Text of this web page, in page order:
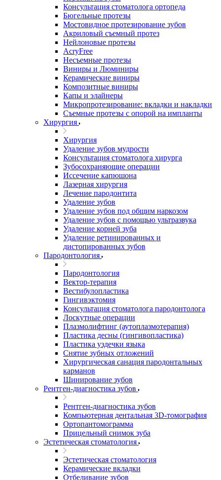
Консультация стоматолога ортопеда
Бюгельные протезы
Мостовидное протезирование зубов
Акриловый съемный протез
Нейлоновые протезы
AcryFree
Несъемные протезы
Виниры и Люминиры
Керамические виниры
Композитные виниры
Капы и элайнеры
Микропротезирование: вкладки и накладки
Съемные протезы с опорой на импланты
Хирургия
Хирургия
Удаление зубов мудрости
Консультация стоматолога хирурга
Зубосохраняющие операции
Иссечение капюшона
Лазерная хирургия
Лечение пародонтита
Удаление зубов
Удаление зубов под общим наркозом
Удаление зубов с помощью ультразвука
Удаление корней зуба
Удаление ретинированных и
дистопированных зубов
Пародонтология
Пародонтология
Вектор-терапия
Вестибулопластика
Гингивэктомия
Консультация стоматолога пародонтолога
Лоскутные операции
Плазмолифтинг (аутоплазмотерапия)
Пластика десны (гингивопластика)
Пластика уздечки языка
Снятие зубных отложений
Хирургическая санация пародонтальных
карманов
Шинирование зубов
Рентген-диагностика зубов
Рентген-диагностика зубов
Компьютерная дентальная 3D-томография
Ортопантомограмма
Прицельный снимок зуба
Эстетическая стоматология
Эстетическая стоматология
Керамические вкладки
Отбеливание зубов